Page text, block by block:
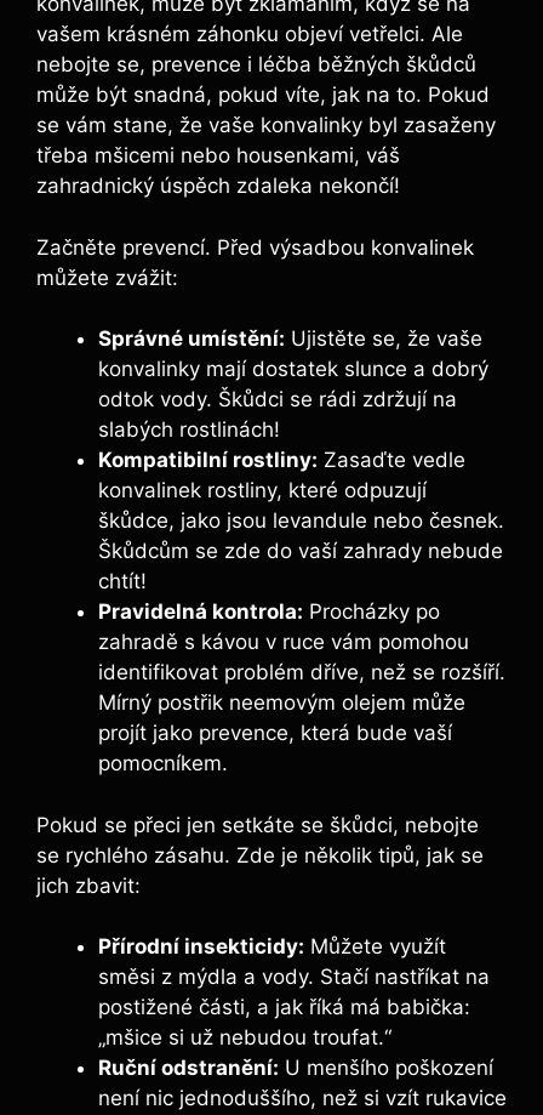
vašem krásném záhonku objeví vetřelci. Ale
nebojte se, prevence i léčba běžných škůdců
může být snadná, pokud víte, jak na to. Pokud
se vám stane, že vaše konvalinky byl zasaženy
třeba mšicemi nebo housenkami, váš
zahradnický úspěch zdaleka nekončí!
Začněte prevencí. Před výsadbou konvalinek
můžete zvážit:
Správné umístění: Ujistěte se, že vaše
konvalinky mají dostatek slunce a dobrý
odtok vody. Škůdci se rádi zdržují na
slabých rostlinách!
Kompatibilní rostliny: Zasaďte vedle
konvalinek rostliny, které odpuzují
škůdce, jako jsou levandule nebo česnek.
Škůdcům se zde do vaší zahrady nebude
chtít!
Pravidelná kontrola: Procházky po
zahradě s kávou v ruce vám pomohou
identifikovat problém dříve, než se rozšíří.
Mírný postřik neemovým olejem může
projít jako prevence, která bude vaší
pomocníkem.
Pokud se přeci jen setkáte se škůdci, nebojte
se rychlého zásahu. Zde je několik tipů, jak se
jich zbavit:
Přírodní insekticidy: Můžete využít
směsi z mýdla a vody. Stačí nastříkat na
postižené části, a jak říká má babička:
„mšice si už nebudou troufat.“
Ruční odstranění: U menšího poškození
není nic jednoduššího, než si vzít rukavice